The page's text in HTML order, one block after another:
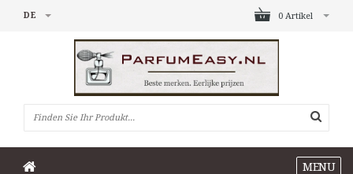
0 Artikel
DE
MENU